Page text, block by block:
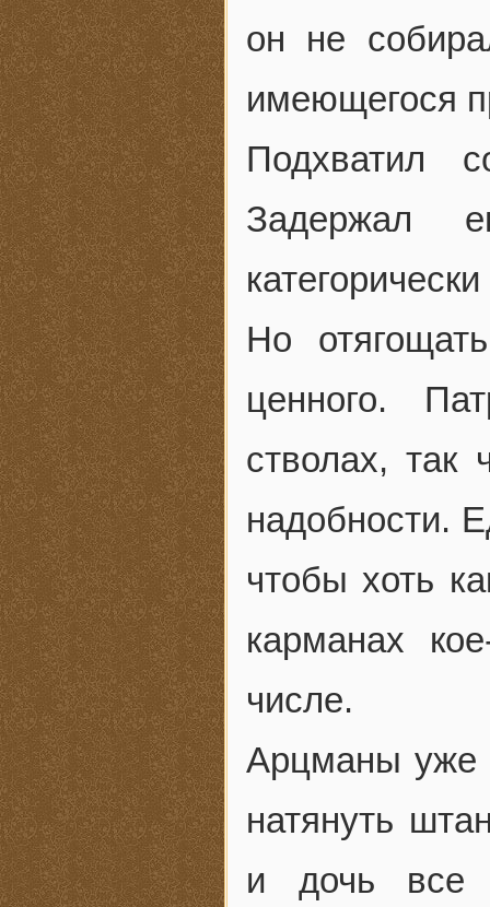
он не
имеющегося
Подхватил
Задержал
Но
ценного.
стволах, так
надобности.
чтобы хоть
карманах
числе.
Арцманы уже
натянуть
и дочь все